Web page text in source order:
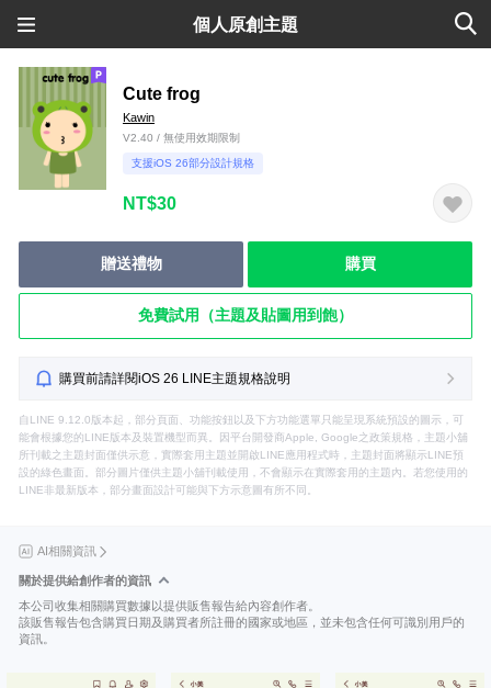
個人原創主題
Cute frog
Kawin
V2.40 / 無使用效期限制
支援iOS 26部分設計規格
NT$30
贈送禮物 購買
免費試用（主題及貼圖用到飽）
購買前請詳閱iOS 26 LINE主題規格說明
自LINE 9.12.0版本起，部分頁面、功能按鈕以及下方功能選單只能呈現系統預設的圖示，可
能會根據您的LINE版本及裝置機型而異。因平台開發商Apple, Google之政策規格，主題小舖
所刊載之主題封面僅供示意，實際套用主題並開啟LINE應用程式時，主題封面將顯示LINE預
設的綠色畫面。部分圖片僅供主題小舖刊載使用，不會顯示在實際套用的主題內。若您使用的
LINE非最新版本，部分畫面設計可能與下方示意圖有所不同。
AI相關資訊
關於提供給創作者的資訊
本公司收集相關購買數據以提供販售報告給內容創作者。
該販售報告包含購買日期及購買者所註冊的國家或地區，並未包含任何可識別用戶的
資訊。